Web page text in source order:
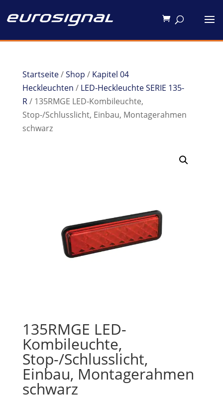
Startseite/Shop / Kapitel 04
Heckleuchten / LED-Heckleuchte SERIE 135-
R/ 135RMGE LED-Kombileuchte,
Stop-/Schlusslicht, Einbau, Montagerahmen
schwarz
135RMGE LED-
Kombileuchte,
Stop-/Schlusslicht,
Einbau, Montagerahmen
schwarz